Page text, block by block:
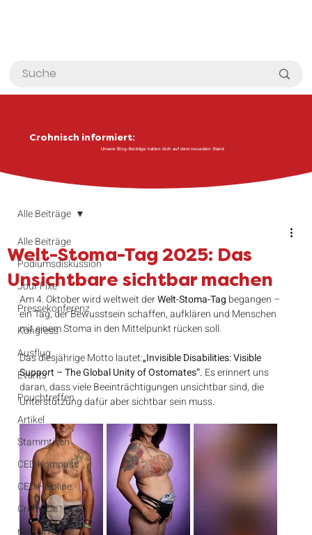
Crohnisch informiert:
Unsere Blog-Beiträge halten dich auf dem neuesten Stand
Alle Beiträge
Podiumsdiskussion
Jour Fixe
Pressekonferenz
Kongress
Ausflug
Events
Pouchtreffen
Artikel
Stammtisch
CED Kompass
CED Helpline
Crohnicle
makeitvisible
Alle Beiträge
Welt-Stoma-Tag 2025: Das
Unsichtbare sichtbar machen
Am 4. Oktober wird weltweit der Welt-Stoma-Tag begangen –
ein Tag, der Bewusstsein schaffen, aufklären und Menschen
mit einem Stoma in den Mittelpunkt rücken soll.
Das diesjährige Motto lautet:„Invisible Disabilities: Visible
Support – The Global Unity of Ostomates“. Es erinnert uns
daran, dass viele Beeinträchtigungen unsichtbar sind, die
Unterstützung dafür aber sichtbar sein muss.